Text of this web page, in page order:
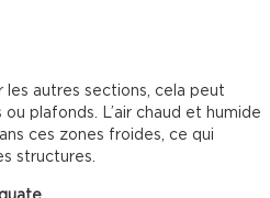
les autres sections, cela peut
plafonds. L’air chaud et humide
ces zones froides, ce qui
structures.